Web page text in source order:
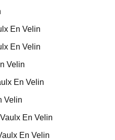
En Velin
En Velin
Velin
En Velin
Velin
En Velin
En Velin